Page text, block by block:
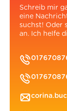
Schreib mir
eine
suchst! Oder
an. Ich helfe